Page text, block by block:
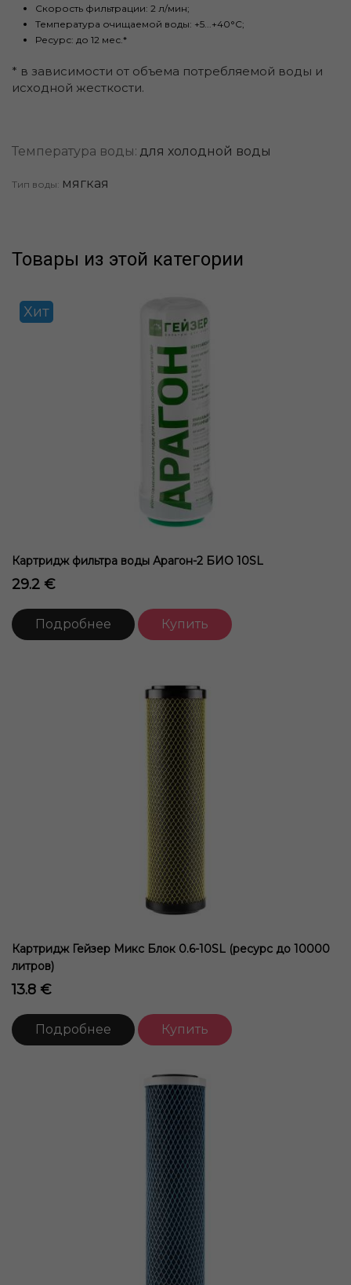
Скорость фильтрации: 2 л/мин;
Температура очищаемой воды: +5...+40°С;
Ресурс: до 12 мес.*
* в зависимости от объема потребляемой воды и
исходной жесткости.
Температура воды: для холодной воды
Тип воды: мягкая
Товары из этой категории
Хит
Картридж фильтра воды Арагон-2 БИО 10SL
29.2 €
Подробнее Купить
Картридж Гейзер Микс Блок 0.6-10SL (ресурс до 10000
литров)
13.8 €
Подробнее Купить